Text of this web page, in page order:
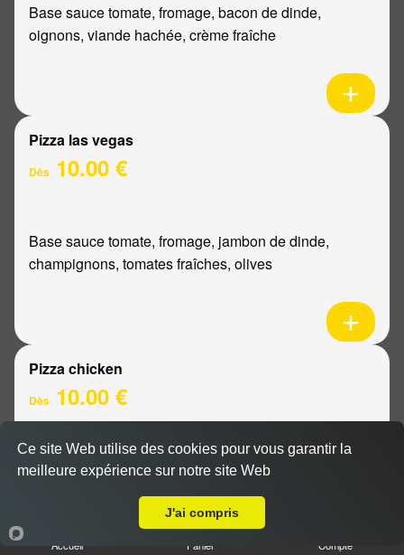
Base sauce tomate, fromage, bacon de dinde,
oignons, viande hachée, crème fraîche
Pizza las vegas
Dès 10.00 €
Base sauce tomate, fromage, jambon de dinde,
champignons, tomates fraîches, olives
Pizza chicken
Dès 10.00 €
Base sauce tomate, fromage, poulet, poivrons,
Accueil Panier Compte
Ce site Web utilise des cookies pour vous garantir la
meilleure expérience sur notre site Web
J'ai compris